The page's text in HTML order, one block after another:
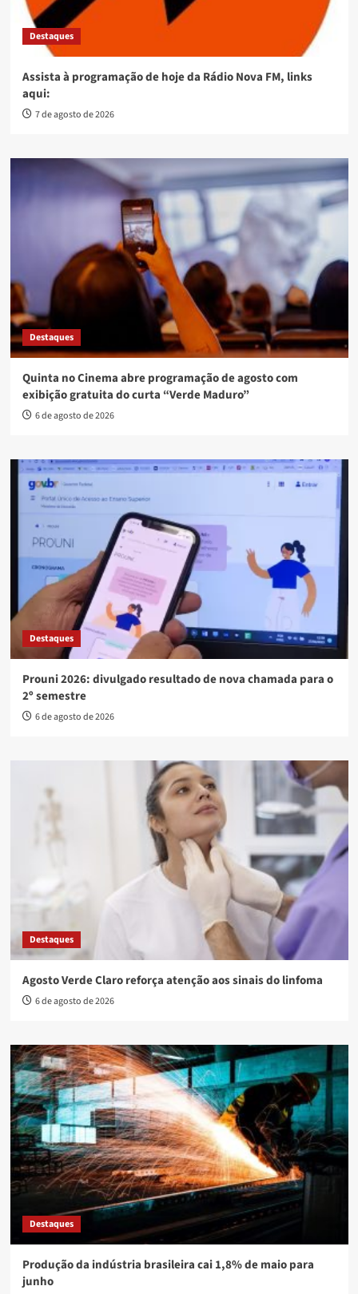
Destaques
Assista à programação de hoje da Rádio Nova FM, links
aqui:
7 de agosto de 2026
Destaques
Quinta no Cinema abre programação de agosto com
exibição gratuita do curta “Verde Maduro”
6 de agosto de 2026
Destaques
Prouni 2026: divulgado resultado de nova chamada para o
2º semestre
6 de agosto de 2026
Destaques
Agosto Verde Claro reforça atenção aos sinais do linfoma
6 de agosto de 2026
Destaques
Produção da indústria brasileira cai 1,8% de maio para
junho